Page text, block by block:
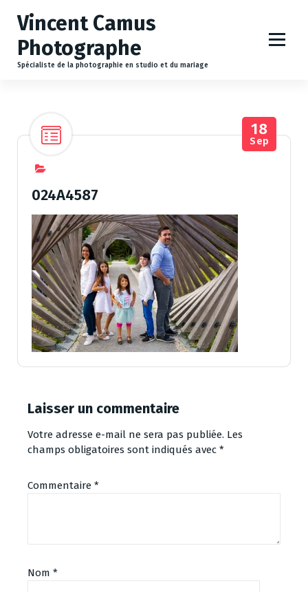
Vincent Camus
Photographe
Spécialiste de la photographie en studio et du mariage
18
Sep
024A4587
Laisser un commentaire
Votre adresse e-mail ne sera pas publiée. Les
champs obligatoires sont indiqués avec *
Commentaire *
Nom *